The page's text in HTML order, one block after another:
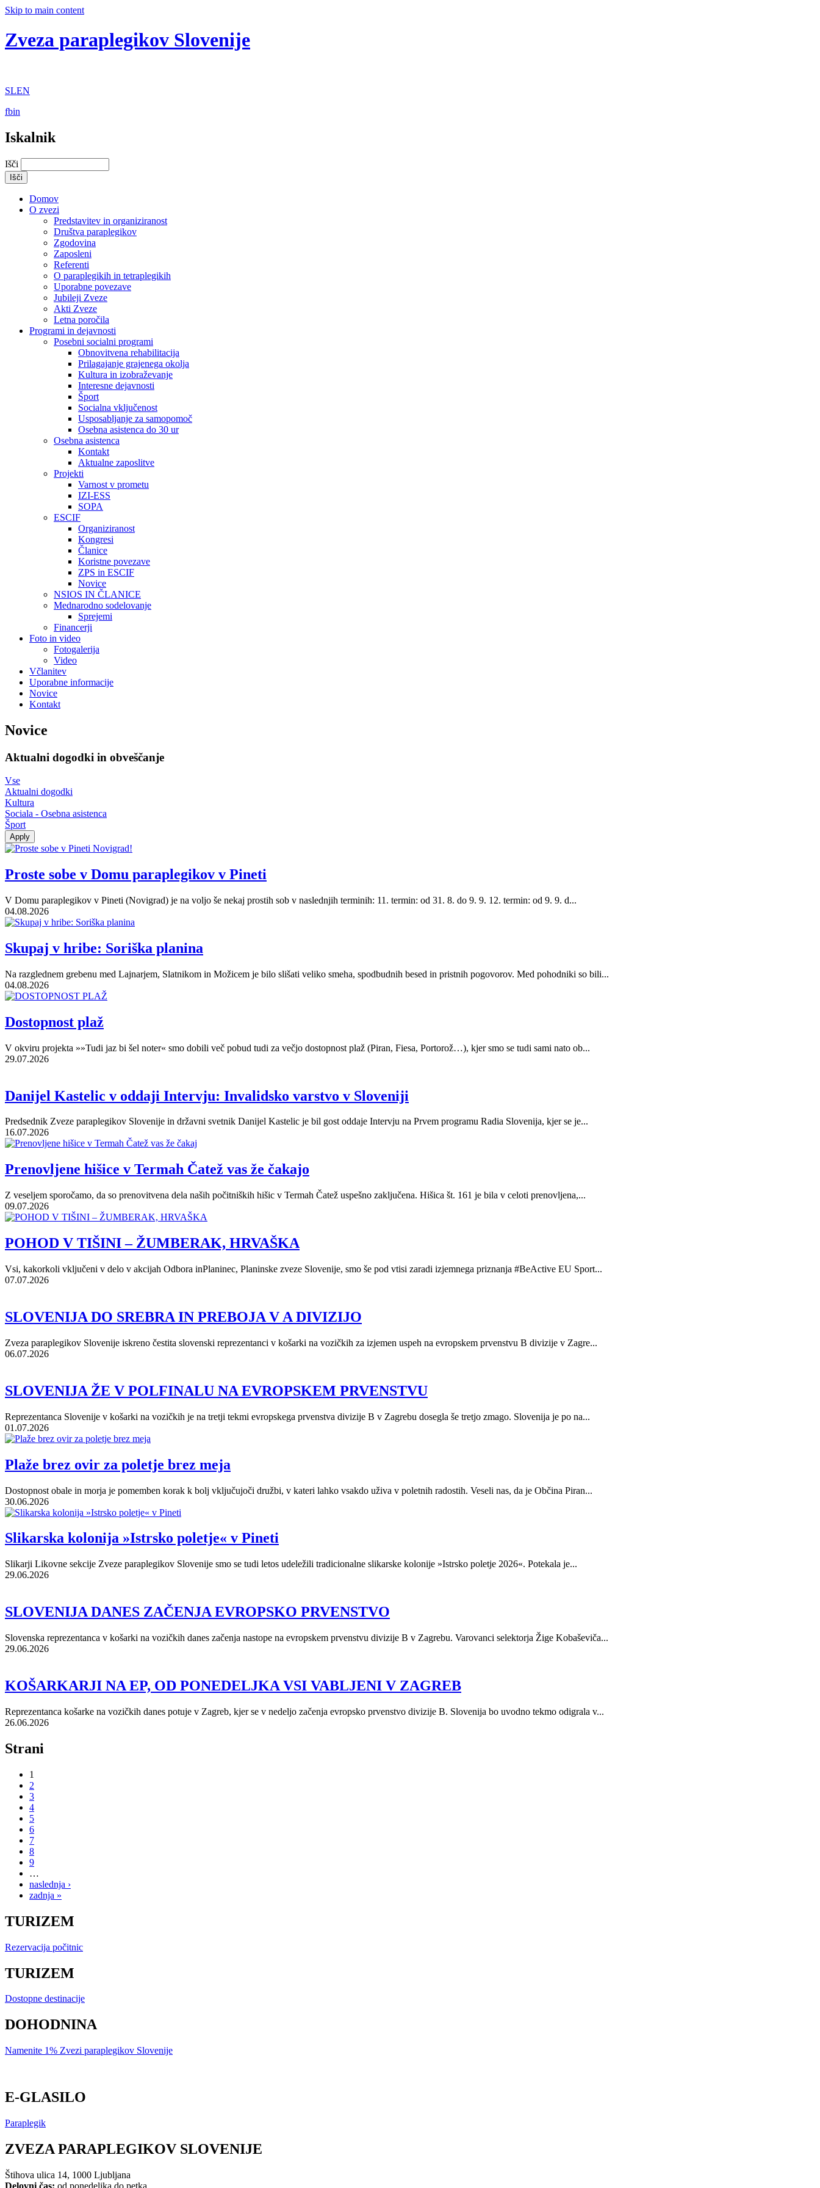
Skip to main content
Zveza paraplegikov Slovenije
SLEN
fbin
Iskalnik
Išči
Domov
O zvezi
Predstavitev in organiziranost
Društva paraplegikov
Zgodovina
Zaposleni
Referenti
O paraplegikih in tetraplegikih
Uporabne povezave
Jubileji Zveze
Akti Zveze
Letna poročila
Programi in dejavnosti
Posebni socialni programi
Obnovitvena rehabilitacija
Prilagajanje grajenega okolja
Kultura in izobraževanje
Interesne dejavnosti
Šport
Socialna vključenost
Usposabljanje za samopomoč
Osebna asistenca do 30 ur
Osebna asistenca
Kontakt
Aktualne zaposlitve
Projekti
Varnost v prometu
IZI-ESS
SOPA
ESCIF
Organiziranost
Kongresi
Članice
Koristne povezave
ZPS in ESCIF
Novice
NSIOS IN ČLANICE
Mednarodno sodelovanje
Sprejemi
Financerji
Foto in video
Fotogalerija
Video
Včlanitev
Uporabne informacije
Novice
Kontakt
Novice
Aktualni dogodki in obveščanje
Vse
Aktualni dogodki
Kultura
Sociala - Osebna asistenca
Šport
Proste sobe v Domu paraplegikov v Pineti
V Domu paraplegikov v Pineti (Novigrad) je na voljo še nekaj prostih sob v naslednjih terminih: 11. termin: od 31. 8. do 9. 9. 12. termin: od 9. 9. d...
04.08.2026
Skupaj v hribe: Soriška planina
Na razglednem grebenu med Lajnarjem, Slatnikom in Možicem je bilo slišati veliko smeha, spodbudnih besed in pristnih pogovorov. Med pohodniki so bili...
04.08.2026
Dostopnost plaž
V okviru projekta »»Tudi jaz bi šel noter« smo dobili več pobud tudi za večjo dostopnost plaž (Piran, Fiesa, Portorož…), kjer smo se tudi sami nato ob...
29.07.2026
Danijel Kastelic v oddaji Intervju: Invalidsko varstvo v Sloveniji
Predsednik Zveze paraplegikov Slovenije in državni svetnik Danijel Kastelic je bil gost oddaje Intervju na Prvem programu Radia Slovenija, kjer se je...
16.07.2026
Prenovljene hišice v Termah Čatež vas že čakajo
Z veseljem sporočamo, da so prenovitvena dela naših počitniških hišic v Termah Čatež uspešno zaključena. Hišica št. 161 je bila v celoti prenovljena,...
09.07.2026
POHOD V TIŠINI – ŽUMBERAK, HRVAŠKA
Vsi, kakorkoli vključeni v delo v akcijah Odbora inPlaninec, Planinske zveze Slovenije, smo še pod vtisi zaradi izjemnega priznanja #BeActive EU Sport...
07.07.2026
SLOVENIJA DO SREBRA IN PREBOJA V A DIVIZIJO
Zveza paraplegikov Slovenije iskreno čestita slovenski reprezentanci v košarki na vozičkih za izjemen uspeh na evropskem prvenstvu B divizije v Zagre...
06.07.2026
SLOVENIJA ŽE V POLFINALU NA EVROPSKEM PRVENSTVU
Reprezentanca Slovenije v košarki na vozičkih je na tretji tekmi evropskega prvenstva divizije B v Zagrebu dosegla še tretjo zmago. Slovenija je po na...
01.07.2026
Plaže brez ovir za poletje brez meja
Dostopnost obale in morja je pomemben korak k bolj vključujoči družbi, v kateri lahko vsakdo uživa v poletnih radostih. Veseli nas, da je Občina Piran...
30.06.2026
Slikarska kolonija »Istrsko poletje« v Pineti
Slikarji Likovne sekcije Zveze paraplegikov Slovenije smo se tudi letos udeležili tradicionalne slikarske kolonije »Istrsko poletje 2026«. Potekala je...
29.06.2026
SLOVENIJA DANES ZAČENJA EVROPSKO PRVENSTVO
Slovenska reprezentanca v košarki na vozičkih danes začenja nastope na evropskem prvenstvu divizije B v Zagrebu. Varovanci selektorja Žige Kobaševiča...
29.06.2026
KOŠARKARJI NA EP, OD PONEDELJKA VSI VABLJENI V ZAGREB
Reprezentanca košarke na vozičkih danes potuje v Zagreb, kjer se v nedeljo začenja evropsko prvenstvo divizije B. Slovenija bo uvodno tekmo odigrala v...
26.06.2026
Strani
1
2
3
4
5
6
7
8
9
…
naslednja ›
zadnja »
TURIZEM
Rezervacija počitnic
TURIZEM
Dostopne destinacije
DOHODNINA
Namenite 1% Zvezi paraplegikov Slovenije
E-GLASILO
Paraplegik
ZVEZA PARAPLEGIKOV SLOVENIJE
Štihova ulica 14, 1000 Ljubljana
Delovni čas: od ponedeljka do petka